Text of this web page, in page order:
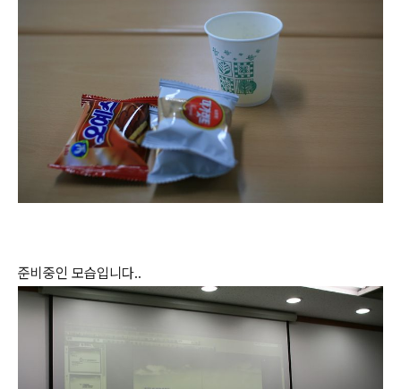
준비중인 모습입니다..